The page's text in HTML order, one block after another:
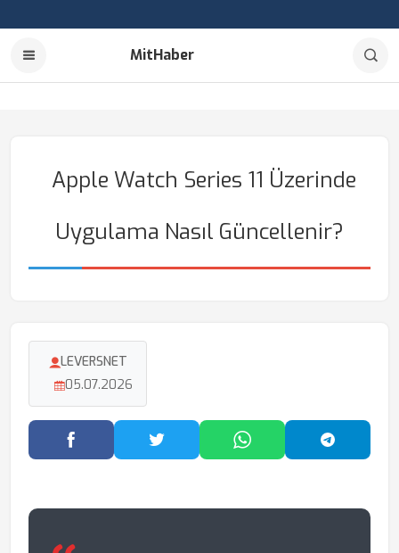
MitHaber
Apple Watch Series 11 Üzerinde
Uygulama Nasıl Güncellenir?
LEVERSNET
05.07.2026
Facebook'ta PaylaşTwitter'da PaylaşWhatsApp'ta Paylaş